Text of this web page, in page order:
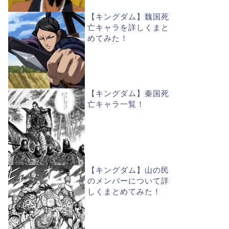
【キングダム】魏国死
亡キャラを詳しくまと
めてみた！
【キングダム】秦国死
亡キャラ一覧！
【キングダム】山の民
のメンバーについて詳
しくまとめてみた！